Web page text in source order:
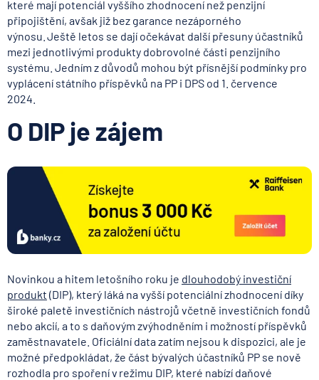
které mají potenciál vyššího zhodnocení než penzijní
připojištění, avšak již bez garance nezáporného
výnosu. Ještě letos se dají očekávat další přesuny účastníků
mezi jednotlivými produkty dobrovolné části penzijního
systému. Jedním z důvodů mohou být přísnější podmínky pro
vyplácení státního příspěvků na PP i DPS od 1. července
2024.
O DIP je zájem
Novinkou a hitem letošního roku je dlouhodobý investiční
produkt (DIP), který láká na vyšší potenciální zhodnocení díky
široké paletě investičních nástrojů včetně investičních fondů
nebo akcií, a to s daňovým zvýhodněním i možností příspěvků
zaměstnavatele. Oficiální data zatím nejsou k dispozici, ale je
možné předpokládat, že část bývalých účastníků PP se nově
rozhodla pro spoření v režimu DIP, které nabízí daňové